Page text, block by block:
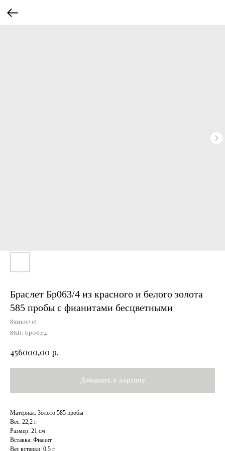
Браслет Бр063/4 из красного и белого золота
585 пробы с фианитами бесцветными
Samocvet
SKU: Бр063/4
456000,00 р.
Добавить в корзину
Материал: Золото 585 пробы
Вес: 22,2 г
Размер: 21 см
Вставка: Фианит
Вес вставки: 0,5 г